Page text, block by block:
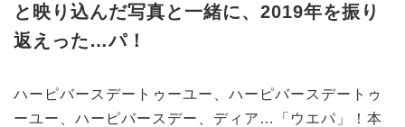
と映り込んだ写真と一緒に、2019年を振り
返えった…パ！
ハーピバースデートゥーユー、ハーピバースデートゥ
ーユー、ハーピバースデー、ディア…「ウエパ」！本